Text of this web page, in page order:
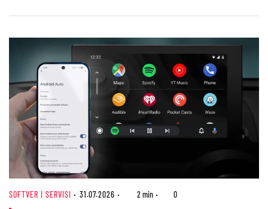
SOFTVER I SERVISI 31.07.2026 2 min 0